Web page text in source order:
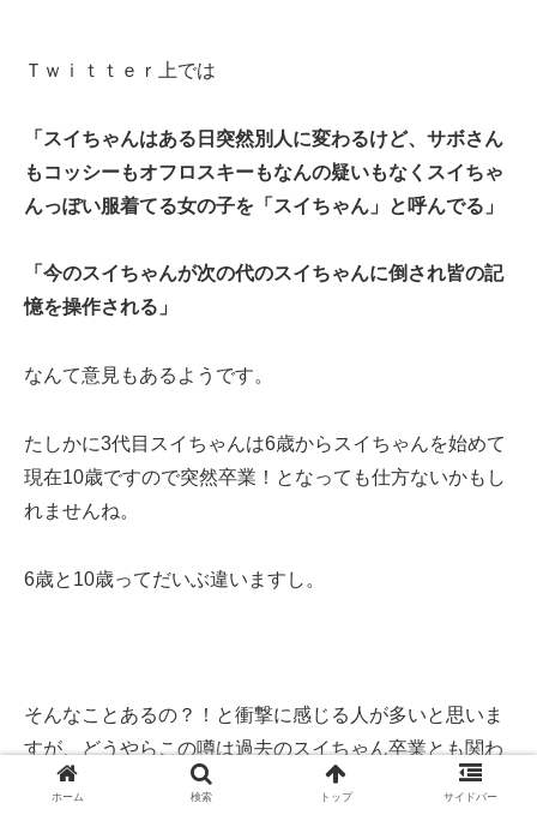
Ｔｗｉｔｔｅｒ上では
「スイちゃんはある日突然別人に変わるけど、サボさん
もコッシーもオフロスキーもなんの疑いもなくスイちゃ
んっぽい服着てる女の子を「スイちゃん」と呼んでる」
「今のスイちゃんが次の代のスイちゃんに倒され皆の記
憶を操作される」
なんて意見もあるようです。
たしかに3代目スイちゃんは6歳からスイちゃんを始めて
現在10歳ですので突然卒業！となっても仕方ないかもし
れませんね。
6歳と10歳ってだいぶ違いますし。
そんなことあるの？！と衝撃に感じる人が多いと思いま
すが、どうやらこの噂は過去のスイちゃん卒業とも関わ
っているようです。
ホーム 検索 トップ サイドバー